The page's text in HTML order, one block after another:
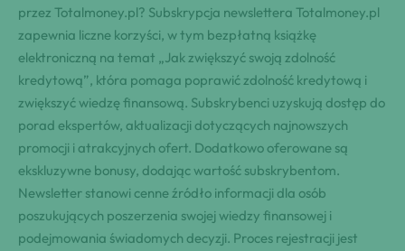
przez Totalmoney.pl? Subskrypcja newslettera Totalmoney.pl
zapewnia liczne korzyści, w tym bezpłatną książkę
elektroniczną na temat „Jak zwiększyć swoją zdolność
kredytową”, która pomaga poprawić zdolność kredytową i
zwiększyć wiedzę finansową. Subskrybenci uzyskują dostęp do
porad ekspertów, aktualizacji dotyczących najnowszych
promocji i atrakcyjnych ofert. Dodatkowo oferowane są
ekskluzywne bonusy, dodając wartość subskrybentom.
Newsletter stanowi cenne źródło informacji dla osób
poszukujących poszerzenia swojej wiedzy finansowej i
podejmowania świadomych decyzji. Proces rejestracji jest